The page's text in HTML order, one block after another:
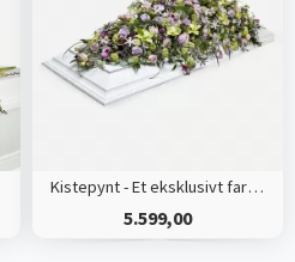
Kistepynt - Et eksklusivt farvel
5.599,00